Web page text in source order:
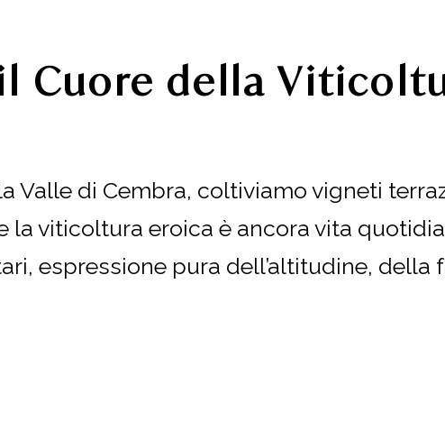
Cuore della
Valle di Cembra, coltiviamo vigneti
la viticoltura eroica è ancora vita
espressione pura dell’altitudine, della